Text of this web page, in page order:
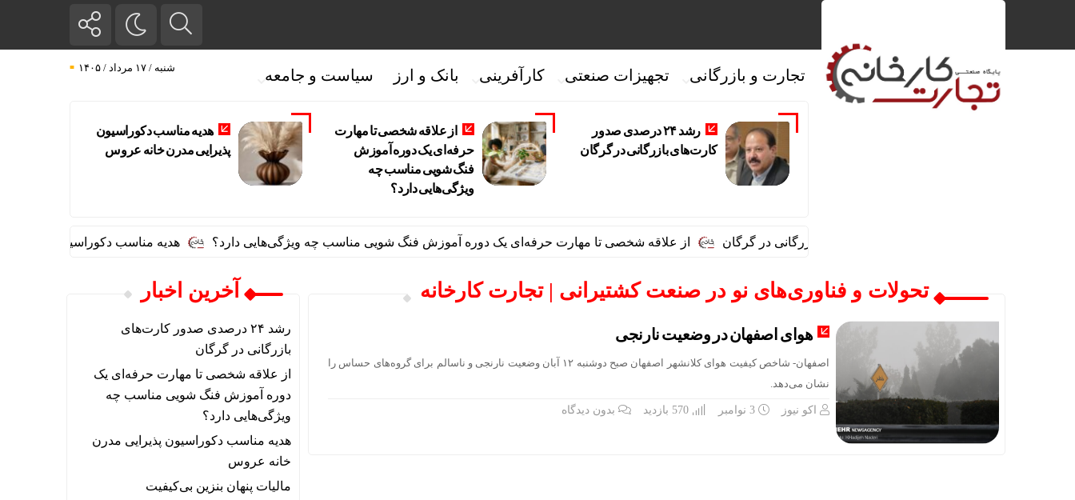
تجارت و بازرگانی تجهیزات صنعتی کارآفرینی بانک و ارز سیاست و جامعه شنبه / ۱۷ مرداد / ۱۴۰۵
رشد ۲۴ درصدی صدور
کارت‌های بازرگانی در گرگان
از علاقه شخصی تا مهارت
حرفه‌ای یک دوره آموزش
فنگ شویی مناسب چه
ویژگی‌هایی دارد؟
هدیه مناسب دکوراسیون
پذیرایی مدرن خانه عروس
از علاقه شخصی تا مهارت حرفه‌ای یک دوره آموزش فنگ شویی مناسب چه ویژگی‌هایی دارد؟ هدیه مناسب دکوراسیون پذیرایی
تحولات و فناوری‌های نو در صنعت کشتیرانی | تجارت کارخانه
هوای اصفهان در وضعیت نارنجی
اصفهان- شاخص کیفیت هوای کلانشهر اصفهان صبح دوشنبه ۱۲ آبان وضعیت نارنجی و ناسالم برای گروه‌های حساس را
نشان می‌دهد.
اکو نیوز 3 نوامبر بدون دیدگاه
آخرین اخبار
رشد ۲۴ درصدی صدور کارت‌های
بازرگانی در گرگان
از علاقه شخصی تا مهارت حرفه‌ای یک
دوره آموزش فنگ شویی مناسب چه
ویژگی‌هایی دارد؟
هدیه مناسب دکوراسیون پذیرایی مدرن
خانه عروس
مالیات پنهان بنزین بی‌کیفیت